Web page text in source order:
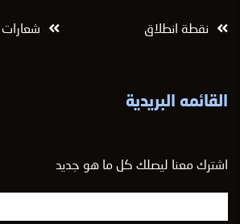
نقطة انطلاق شعارات
القائمه البريدية
اشترك معنا ليصلك كل ما هو جديد